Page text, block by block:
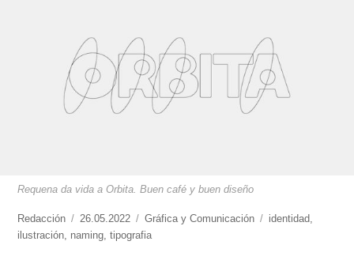
Requena da vida a Orbita. Buen café y buen diseño
https://www.experimenta.es/author/redaccion/
Redacción
Publicado
el
26.05.2022 Categorías
Gráfica y Comunicación Etiquetas
identidad
ilustración naming ,tipografia